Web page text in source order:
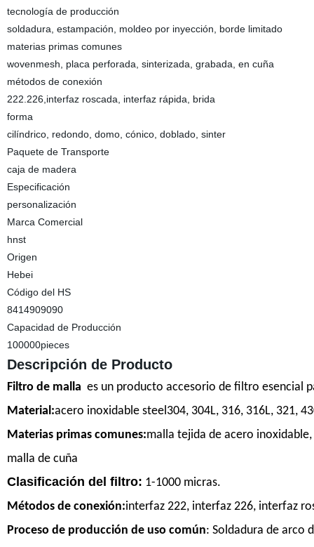
tecnología de producción
soldadura, estampación, moldeo por inyección, borde limitado
materias primas comunes
wovenmesh, placa perforada, sinterizada, grabada, en cuña
métodos de conexión
222.226,interfaz roscada, interfaz rápida, brida
forma
cilíndrico, redondo, domo, cónico, doblado, sinter
Paquete de Transporte
caja de madera
Especificación
personalización
Marca Comercial
hnst
Origen
Hebei
Código del HS
8414909090
Capacidad de Producción
100000pieces
Descripción de Producto
Filtro de malla es un producto accesorio de filtro esencial
Material:acero inoxidable steel304, 304L, 316, 316L, 321,
Materias primas comunes:malla tejida de acero
malla de cuña
Clasificación del filtro: 1-1000 micras.
Métodos de conexión:interfaz 222, interfaz 226, interfaz
Proceso de producción de uso común: Soldadura de arco